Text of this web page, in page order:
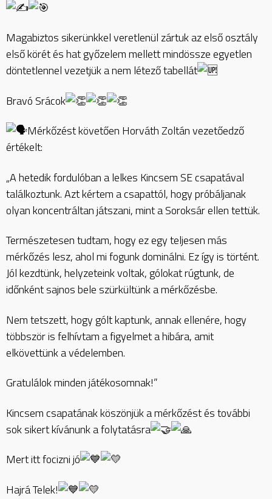
Magabiztos sikerünkkel veretlenül zártuk az első osztály
első körét és hat győzelem mellett mindössze egyetlen
döntetlennel vezetjük a nem létező tabellát
Bravó Srácok
Mérkőzést követően Horváth Zoltán vezetőedző
értékelt:
„A hetedik fordulóban a lelkes Kincsem SE csapatával
találkoztunk. Azt kértem a csapattól, hogy próbáljanak
olyan koncentráltan játszani, mint a Soroksár ellen tettük.
Természetesen tudtam, hogy ez egy teljesen más
mérkőzés lesz, ahol mi fogunk dominálni. Ez így is történt.
Jól kezdtünk, helyzeteink voltak, gólokat rúgtunk, de
időnként sajnos bele szürkültünk a mérkőzésbe.
Nem tetszett, hogy gólt kaptunk, annak ellenére, hogy
többször is felhívtam a figyelmet a hibára, amit
elkövettünk a védelemben.
Gratulálok minden játékosomnak!”
Kincsem csapatának köszönjük a mérkőzést és további
sok sikert kívánunk a folytatásra
Mert itt focizni jó
Hajrá Telek!